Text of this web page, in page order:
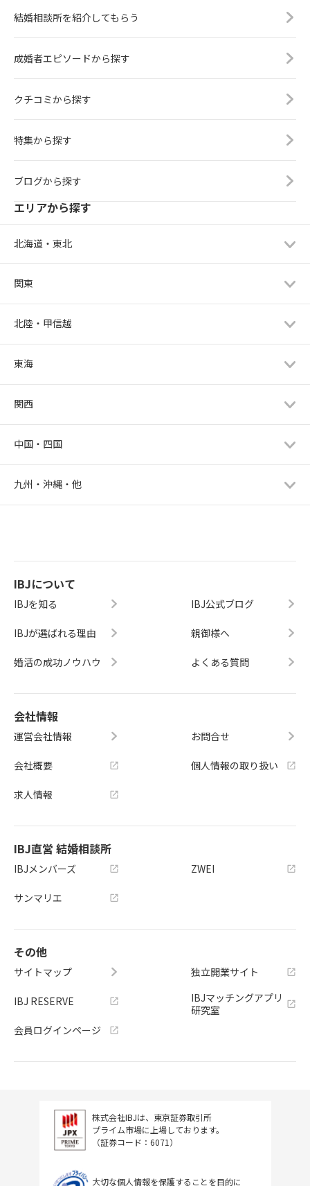
結婚相談所を紹介してもらう
成婚者エピソードから探す
クチコミから探す
特集から探す
ブログから探す
エリアから探す
北海道・東北
関東
北陸・甲信越
東海
関西
中国・四国
九州・沖縄・他
IBJについて
IBJを知る
IBJが選ばれる理由
婚活の成功ノウハウ
IBJ公式ブログ
親御様へ
よくある質問
会社情報
運営会社情報
会社概要
求人情報
お問合せ
個人情報の取り扱い
IBJ直営 結婚相談所
IBJメンバーズ
サンマリエ
ZWEI
その他
サイトマップ
IBJ RESERVE
会員ログインページ
独立開業サイト
IBJマッチングアプリ
研究室
株式会社IBJは、東京証券取引所
プライム市場に上場しております。
（証券コード：6071）
大切な個人情報を保護することを目的に